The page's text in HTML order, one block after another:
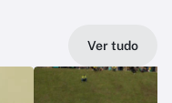
Ver tudo